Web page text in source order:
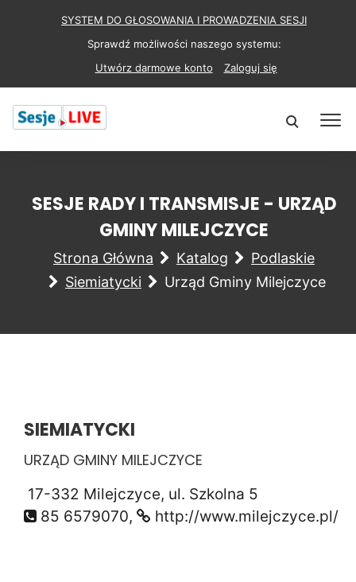
SYSTEM DO GŁOSOWANIA I PROWADZENIA SESJI
Sprawdź możliwości naszego systemu:
Utwórz darmowe konto
Zaloguj się
SESJE RADY I TRANSMISJE - URZĄD
GMINY MILEJCZYCE
Strona Główna Katalog
Podlaskie
Siemiatycki
Urząd Gminy Milejczyce
SIEMIATYCKI
URZĄD GMINY MILEJCZYCE
17-332 Milejczyce, ul. Szkolna 5
85 6579070,
http://www.milejczyce.pl/